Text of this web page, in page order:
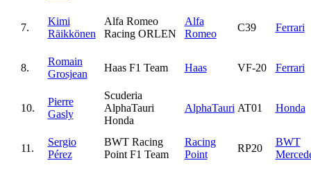
7.
Kimi
Räikkönen
Alfa Romeo
Racing ORLEN
Alfa
Romeo
C39 Ferrari
8.
Romain
Grosjean
Haas F1 Team Haas VF-20 Ferrari
10.
Pierre
Gasly
Scuderia
AlphaTauri
Honda
AlphaTauri AT01 Honda
11.
Sergio
Pérez
BWT Racing
Point F1 Team
Racing
Point
RP20
BWT